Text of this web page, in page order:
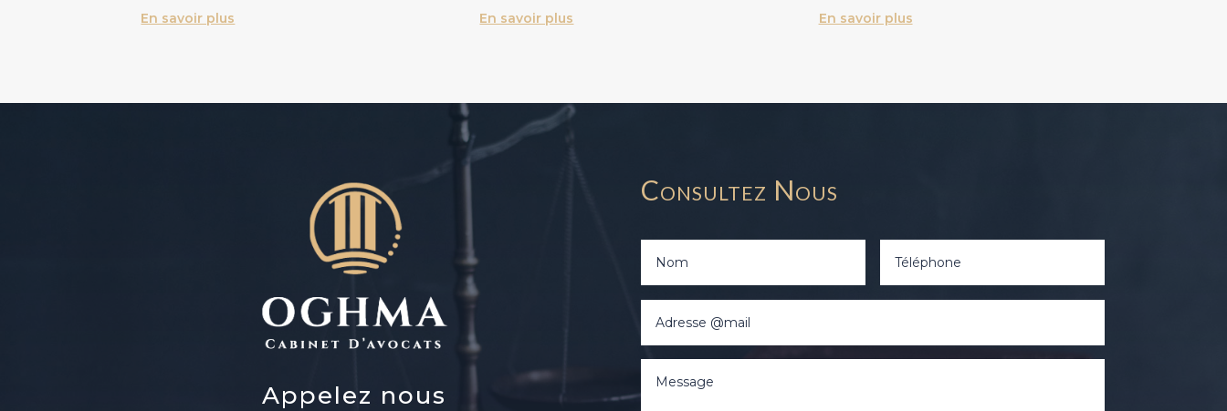
En savoir plus En savoir plus En savoir plus
Appelez nous
Consultez Nous